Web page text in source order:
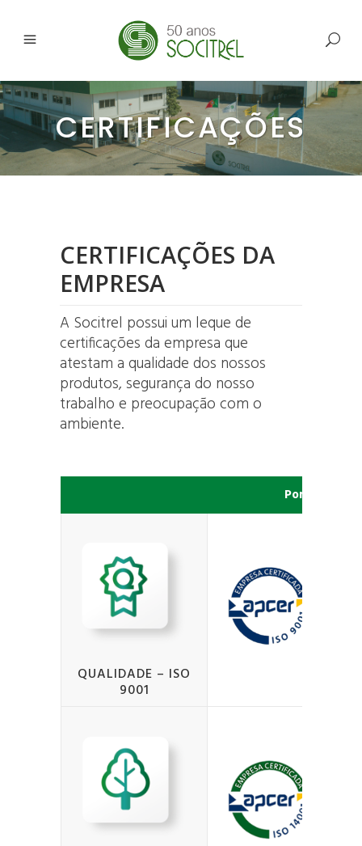
CERTIFICAÇÕES
CERTIFICAÇÕES DA
EMPRESA
A Socitrel possui um leque de
certificações da empresa que
atestam a qualidade dos nossos
produtos, segurança do nosso
trabalho e preocupação com o
ambiente.
Portugal
QUALIDADE – ISO
9001